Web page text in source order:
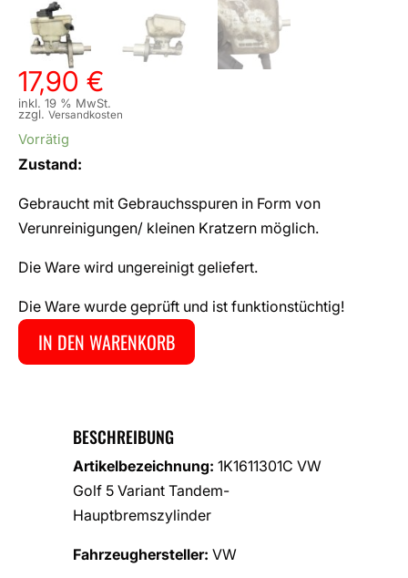
17,90 €
inkl. 19 % MwSt.
zzgl. Versandkosten
Vorrätig
Zustand:
Gebraucht mit Gebrauchsspuren in Form von
Verunreinigungen/ kleinen Kratzern möglich.
Die Ware wird ungereinigt geliefert.
Die Ware wurde geprüft und ist funktionstüchtig!
IN DEN WARENKORB
BESCHREIBUNG
Artikelbezeichnung: 1K1611301C VW
Golf 5 Variant Tandem-
Hauptbremszylinder
Fahrzeughersteller: VW